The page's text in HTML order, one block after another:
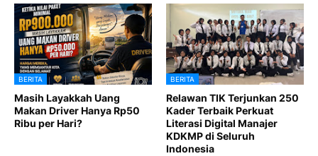
BERITA
Masih Layakkah Uang
Makan Driver Hanya Rp50
Ribu per Hari?
BERITA
Relawan TIK Terjunkan 250
Kader Terbaik Perkuat
Literasi Digital Manajer
KDKMP di Seluruh
Indonesia